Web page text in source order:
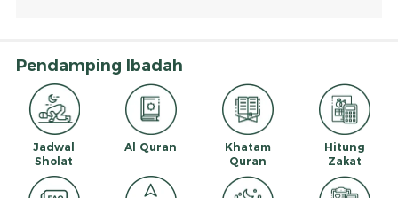
Pendamping Ibadah
Jadwal
Sholat
Al Quran
Khatam
Quran
Hitung
Zakat